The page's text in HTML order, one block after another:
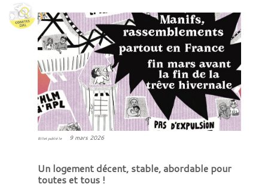
Billet publié le 9 mars 2026
Un logement décent, stable, abordable pour
toutes et tous !